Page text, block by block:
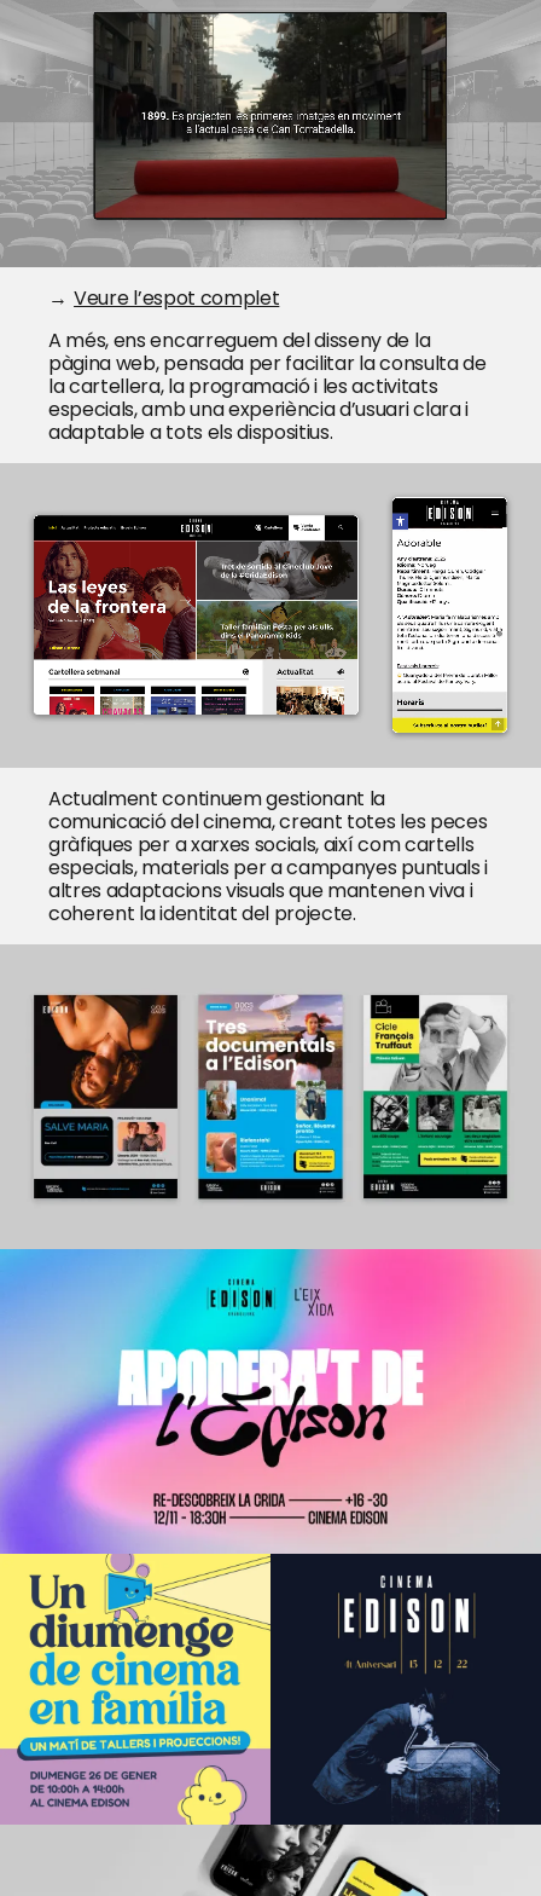
→ Veure l’espot complet
A més, ens encarreguem del disseny de la
pàgina web, pensada per facilitar la consulta de
la cartellera, la programació i les activitats
especials, amb una experiència d’usuari clara i
adaptable a tots els dispositius.
Actualment continuem gestionant la
comunicació del cinema, creant totes les peces
gràfiques per a xarxes socials, així com cartells
especials, materials per a campanyes puntuals i
altres adaptacions visuals que mantenen viva i
coherent la identitat del projecte.